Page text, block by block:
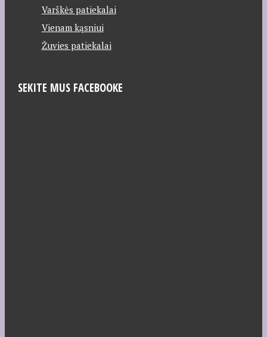
Varškės patiekalai
Vienam kąsniui
Žuvies patiekalai
SEKITE MUS FACEBOOKE